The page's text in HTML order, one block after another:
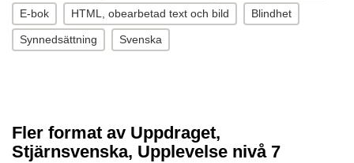
E-bok HTML, obearbetad text och bild Blindhet
Synnedsättning Svenska
Fler format av Uppdraget,
Stjärnsvenska, Upplevelse nivå 7